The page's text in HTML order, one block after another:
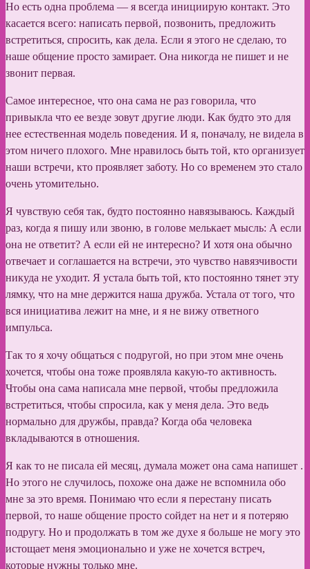
Но есть одна проблема — я всегда инициирую контакт. Это
касается всего: написать первой, позвонить, предложить
встретиться, спросить, как дела. Если я этого не сделаю, то
наше общение просто замирает. Она никогда не пишет и не
звонит первая.
Самое интересное, что она сама не раз говорила, что
привыкла что ее везде зовут другие люди. Как будто это для
нее естественная модель поведения. И я, поначалу, не видела в
этом ничего плохого. Мне нравилось быть той, кто организует
наши встречи, кто проявляет заботу. Но со временем это стало
очень утомительно.
Я чувствую себя так, будто постоянно навязываюсь. Каждый
раз, когда я пишу или звоню, в голове мелькает мысль: А если
она не ответит? А если ей не интересно? И хотя она обычно
отвечает и соглашается на встречи, это чувство навязчивости
никуда не уходит. Я устала быть той, кто постоянно тянет эту
лямку, что на мне держится наша дружба. Устала от того, что
вся инициатива лежит на мне, и я не вижу ответного
импульса.
Так то я хочу общаться с подругой, но при этом мне очень
хочется, чтобы она тоже проявляла какую-то активность.
Чтобы она сама написала мне первой, чтобы предложила
встретиться, чтобы спросила, как у меня дела. Это ведь
нормально для дружбы, правда? Когда оба человека
вкладываются в отношения.
Я как то не писала ей месяц, думала может она сама напишет .
Но этого не случилось, похоже она даже не вспомнила обо
мне за это время. Понимаю что если я перестану писать
первой, то наше общение просто сойдет на нет и я потеряю
подругу. Но и продолжать в том же духе я больше не могу это
истощает меня эмоционально и уже не хочется встреч,
которые нужны только мне.